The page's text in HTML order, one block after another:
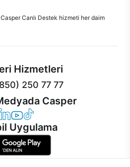
Canlı Destek hizmeti her daim
Hizmetleri
250 77 77
Casper
TwitterLinkedIn
Casper YouTube
Casper TikTok
Uygulama